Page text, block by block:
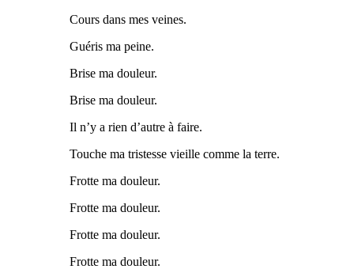
Cours dans mes veines.
Guéris ma peine.
Brise ma douleur.
Brise ma douleur.
Il n’y a rien d’autre à faire.
Touche ma tristesse vieille comme la terre.
Frotte ma douleur.
Frotte ma douleur.
Frotte ma douleur.
Frotte ma douleur.